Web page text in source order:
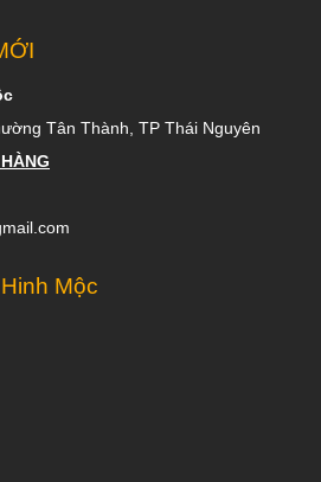
Tân Thành, TP Thái Nguyên
Mộc